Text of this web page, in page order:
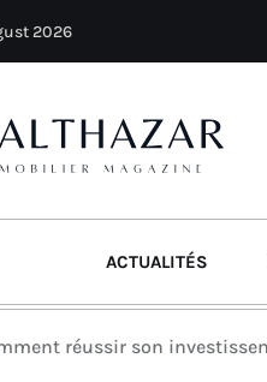
2026
ACTUALITÉS
réussir son